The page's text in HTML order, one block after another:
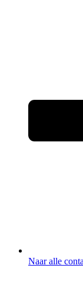
Naar alle